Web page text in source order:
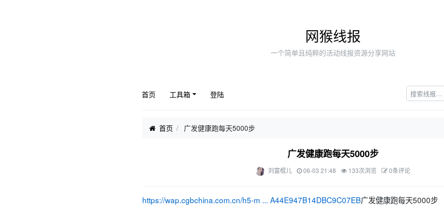
网猴线报
一个简单且纯粹的活动线报资源分享网站
首页 工具箱 登陆
首页 广发健康跑每天5000步
广发健康跑每天5000步
刘富棍儿 06-03 21:48 133次浏览 0条评论
https://wap.cgbchina.com.cn/h5-m ... A44E947B14DBC9C07EB广发健康跑每天5000步